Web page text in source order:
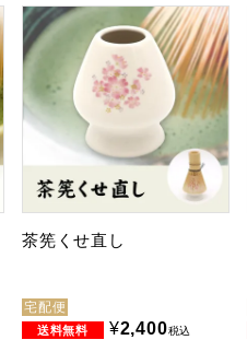
茶筅くせ直し
宅配便
¥2,400税込